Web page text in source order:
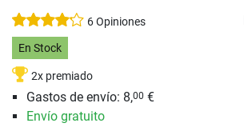
6 Opiniones
En Stock
2x premiado
Gastos de envío: 8,00 €
Envío gratuito